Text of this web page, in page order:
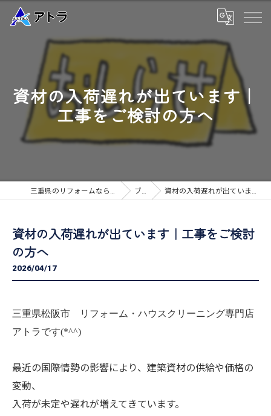
資材の入荷遅れが出ています｜
工事をご検討の方へ
三重県のリフォームなら高品質な工事のアトラ ブログ 資材の入荷遅れが出ています｜工事をご検討の方へ
資材の入荷遅れが出ています｜工事をご検討
の方へ
2026/04/17
三重県松阪市 リフォーム・ハウスクリーニング専門店
アトラです(*^^)
最近の国際情勢の影響により、建築資材の供給や価格の
変動、
入荷が未定や遅れが増えてきています。